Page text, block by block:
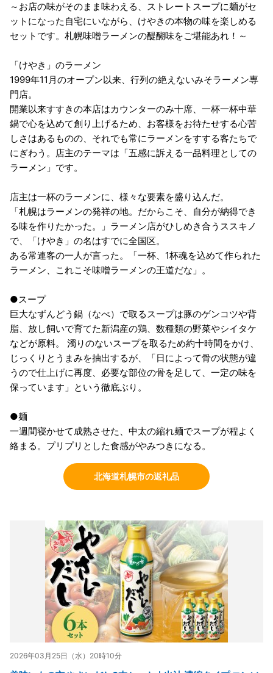
～お店の味がそのまま味わえる、ストレートスープに麺がセ
ットになった自宅にいながら、けやきの本物の味を楽しめる
セットです。札幌味噌ラーメンの醍醐味をご堪能あれ！～
「けやき」のラーメン
1999年11月のオープン以来、行列の絶えないみそラーメン専
門店。
開業以来すすきの本店はカウンターのみ十席、一杯一杯中華
鍋で心を込めて創り上げるため、お客様をお待たせする心苦
しさはあるものの、それでも常にラーメンをすする客たちで
にぎわう。店主のテーマは「五感に訴える一品料理としての
ラーメン」です。
店主は一杯のラーメンに、様々な要素を盛り込んだ。
「札幌はラーメンの発祥の地。だからこそ、自分が納得でき
る味を作りたかった。」ラーメン店がひしめき合うススキノ
で、「けやき」の名はすでに全国区。
ある常連客の一人が言った。「一杯、1杯魂を込めて作られた
ラーメン、これこそ味噌ラーメンの王道だな」。
●スープ
巨大なずんどう鍋（なべ）で取るスープは豚のゲンコツや背
脂、放し飼いで育てた新潟産の鶏、数種類の野菜やシイタケ
などが原料。 濁りのないスープを取るため約十時間をかけ、
じっくりとうまみを抽出するが、「日によって骨の状態が違
うので仕上げに再度、必要な部位の骨を足して、一定の味を
保っています」という徹底ぶり。
●麺
一週間寝かせて成熟させた、中太の縮れ麺でスープが程よく
絡まる。プリプリとした食感がやみつきになる。
北海道札幌市の返礼品
2026年03月25日（水）20時10分